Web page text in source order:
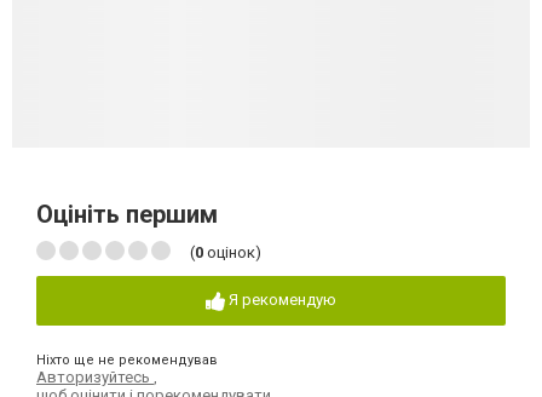
Оцініть першим
(0 оцінок)
Я рекомендую
Ніхто ще не рекомендував
Авторизуйтесь